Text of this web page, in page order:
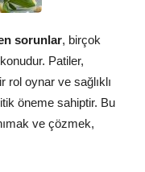
sorunlar, birçok
Patiler,
rol oynar ve sağlıklı
öneme sahiptir. Bu
ve çözmek,